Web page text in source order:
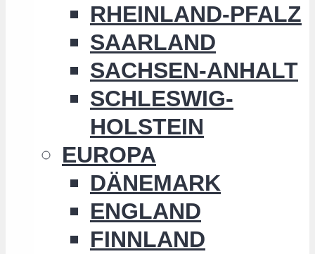
RHEINLAND-PFALZ
SAARLAND
SACHSEN-ANHALT
SCHLESWIG-
HOLSTEIN
EUROPA
DÄNEMARK
ENGLAND
FINNLAND